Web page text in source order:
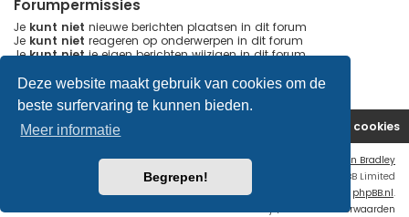
Deze website maakt gebruik van cookies om de
beste surfervaring te kunnen bieden.
Meer informatie
Begrepen!
Forumpermissies
Je kunt niet nieuwe berichten plaatsen in dit forum
Je kunt niet reageren op onderwerpen in dit forum
Jekunt nietje eigen berichten wijzigen in dit forum
Jekunt geenbijlagen plaatsen in dit forum
Website Forum Verwijder cookies
Ian Bradley
Powered byphpBB
® Forum Software © phpBB Limited
Nederlandse vertaling door phpBB.nl.
Privacy|Gebruikersvoorwaarden